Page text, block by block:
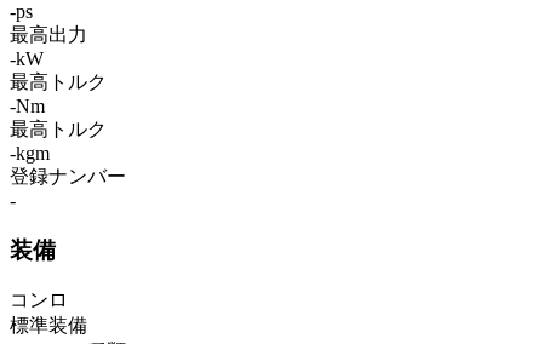
-ps
最高出力
-kW
最高トルク
-Nm
最高トルク
-kgm
登録ナンバー
-
装備
コンロ
標準装備